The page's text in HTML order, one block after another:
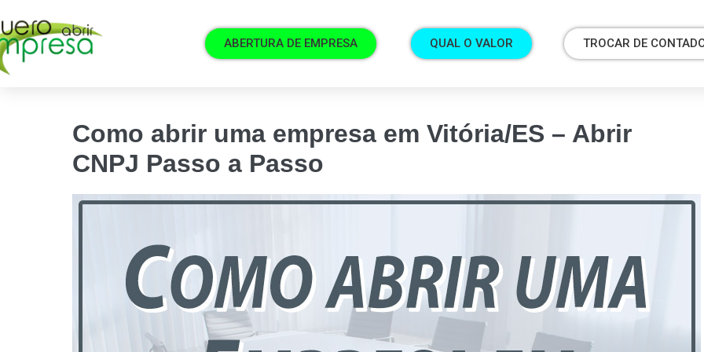
ABERTURA DE EMPRESA QUAL O VALOR TROCAR DE
Como abrir uma empresa em Vitória/ES – Abrir
CNPJ Passo a Passo